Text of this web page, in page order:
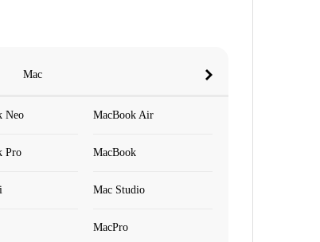
Mac
Neo MacBook Air
Pro MacBook
Mac Studio
MacPro